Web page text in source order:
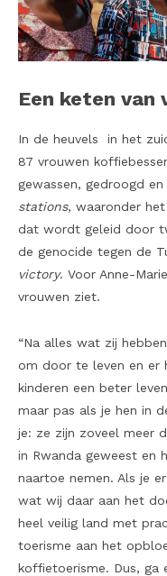
Een keten
In de heuvels in het
87 vrouwen
gewassen, gedroogd
stations, waaronder het
dat wordt geleid door
de genocide tegen de
victory. Voor Anne-
vrouwen ziet.
“Na alles wat zij
om door te leven en er
kinderen een beter
maar pas als je hen in
je: ze zijn zoveel meer
in Rwanda geweest en
naartoe nemen. Als je
wat wij daar aan het
heel veilig land met
toerisme aan het
koffietoerisme. Dus, ga